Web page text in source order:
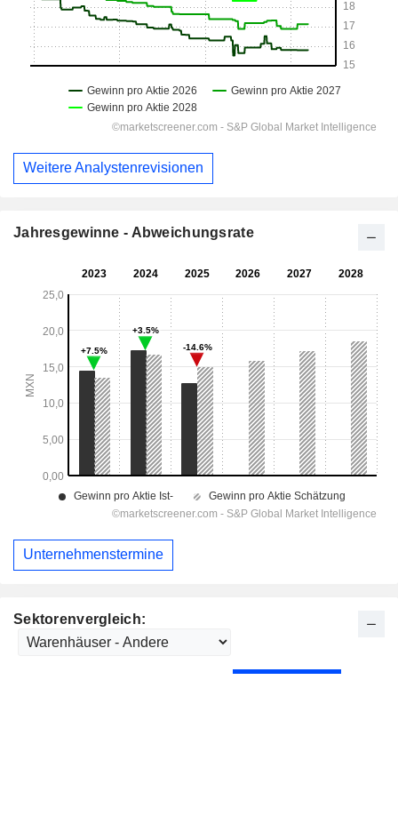
Sektorenvergleich:
Weitere Analystenrevisionen
Jahresgewinne - Abweichungsrate
Unternehmenstermine